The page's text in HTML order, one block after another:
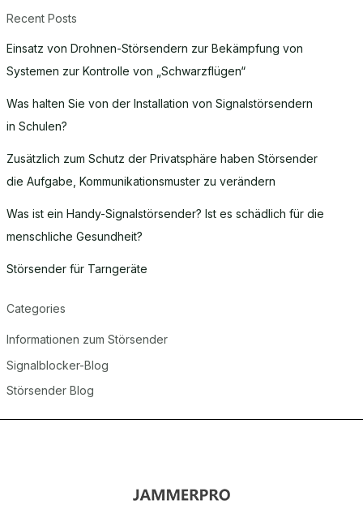
Recent Posts
Einsatz von Drohnen-Störsendern zur Bekämpfung von
Systemen zur Kontrolle von „Schwarzflügen“
Was halten Sie von der Installation von Signalstörsendern
in Schulen?
Zusätzlich zum Schutz der Privatsphäre haben Störsender
die Aufgabe, Kommunikationsmuster zu verändern
Was ist ein Handy-Signalstörsender? Ist es schädlich für die
menschliche Gesundheit?
Störsender für Tarngeräte
Categories
Informationen zum Störsender
Signalblocker-Blog
Störsender Blog